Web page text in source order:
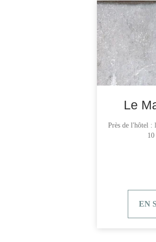
Le
Près de l'hôtel :
EN
INFORMATIONS